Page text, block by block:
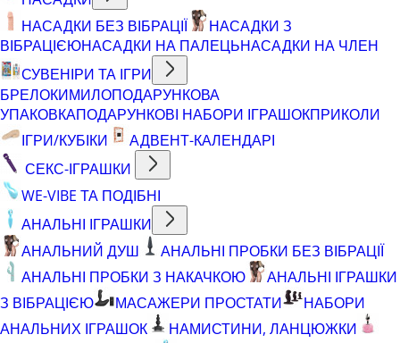
НАСАДКИ БЕЗ ВІБРАЦІЇ
НАСАДКИ З
ВІБРАЦІЄЮНАСАДКИ НА ПАЛЕЦЬНАСАДКИ НА ЧЛЕН
СУВЕНІРИ ТА ІГРИ
БРЕЛОКИМИЛОПОДАРУНКОВА
УПАКОВКАПОДАРУНКОВІ НАБОРИ ІГРАШОКПРИКОЛИ
ІГРИ/КУБІКИ
АДВЕНТ-КАЛЕНДАРІ
СЕКС-ІГРАШКИ
WE-VIBE ТА ПОДІБНІ
АНАЛЬНІ ІГРАШКИ
АНАЛЬНИЙ ДУШ
АНАЛЬНІ ПРОБКИ БЕЗ ВІБРАЦІЇ
АНАЛЬНІ ПРОБКИ З НАКАЧКОЮ
АНАЛЬНІ ІГРАШКИ
З ВІБРАЦІЄЮ
МАСАЖЕРИ ПРОСТАТИ
НАБОРИ
АНАЛЬНИХ ІГРАШОК
НАМИСТИНИ, ЛАНЦЮЖКИ